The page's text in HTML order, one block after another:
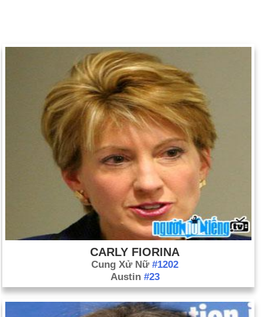
CARLY FIORINA
Cung Xử Nữ #1202
Austin #23